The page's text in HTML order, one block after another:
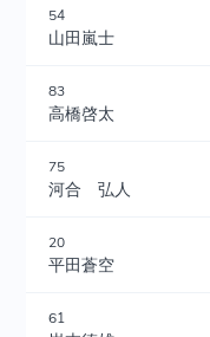
54
山田嵐士
83
高橋啓太
75
河合 弘人
20
平田蒼空
61